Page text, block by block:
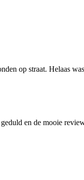
op straat. Helaas
en de mooie